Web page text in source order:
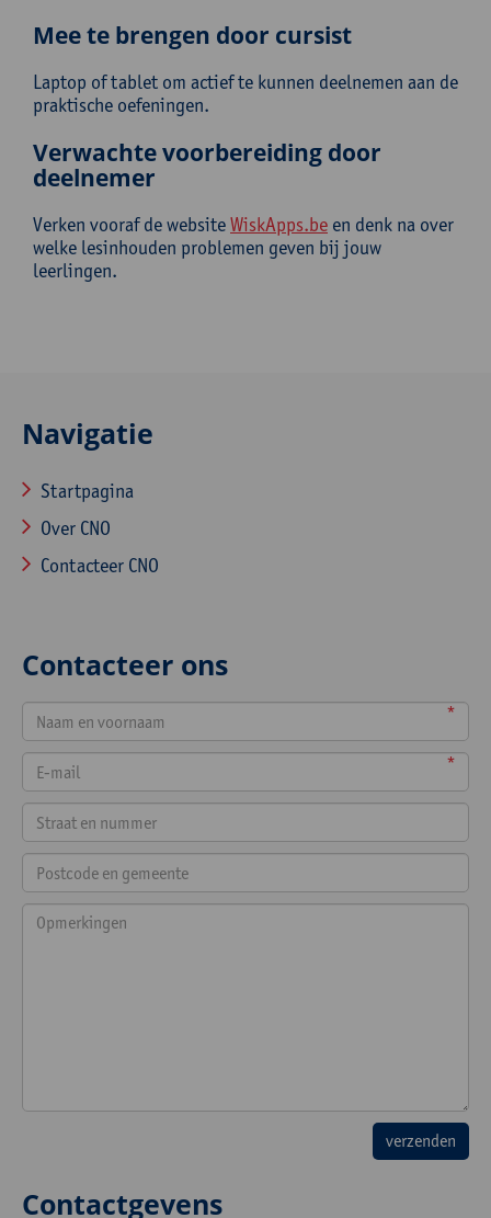
Mee te brengen door cursist
Laptop of tablet om actief te kunnen deelnemen aan de
praktische oefeningen.
Verwachte voorbereiding door
deelnemer
Verken vooraf de websiteWiskApps.be en denk na over
welke lesinhouden problemen geven bij jouw
leerlingen.
Navigatie
Startpagina
Over CNO
Contacteer CNO
Contacteer ons
*
*
Contactgevens